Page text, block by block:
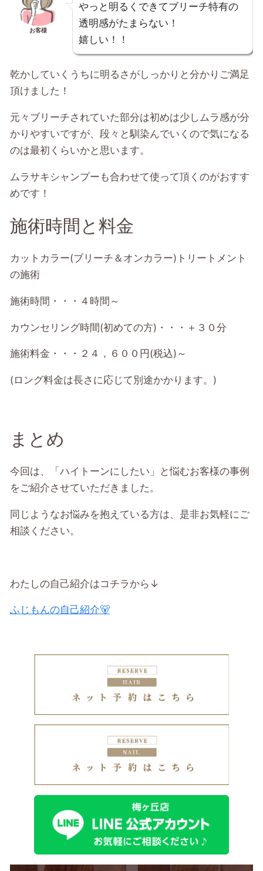
お客様
やっと明るくできてブリーチ特有の
透明感がたまらない！
嬉しい！！
乾かしていくうちに明るさがしっかりと分かりご満足
頂けました！
元々ブリーチされていた部分は初めは少しムラ感が分
かりやすいですが、段々と馴染んでいくので気になる
のは最初くらいかと思います。
ムラサキシャンプーも合わせて使って頂くのがおすす
めです！
施術時間と料金
カットカラー(ブリーチ＆オンカラー)トリートメント
の施術
施術時間・・・４時間～
カウンセリング時間(初めての方)・・・＋３０分
施術料金・・・２４，６００円(税込)～
(ロング料金は長さに応じて別途かかります。)
まとめ
今回は、「ハイトーンにしたい」と悩むお客様の事例
をご紹介させていただきました。
同じようなお悩みを抱えている方は、是非お気軽にご
相談ください。
わたしの自己紹介はコチラから↓
ふじもんの自己紹介🐻